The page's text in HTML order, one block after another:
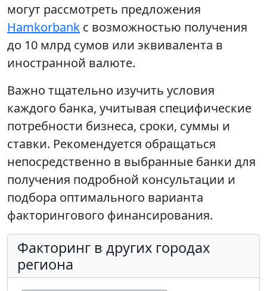
могут рассмотреть предложения
Hamkorbank с возможностью получения
до 10 млрд сумов или эквивалента в
иностранной валюте.
Важно тщательно изучить условия
каждого банка, учитывая специфические
потребности бизнеса, сроки, суммы и
ставки. Рекомендуется обращаться
непосредственно в выбранные банки для
получения подробной консультации и
подбора оптимального варианта
факторингового финансирования.
Факторинг в других городах
региона